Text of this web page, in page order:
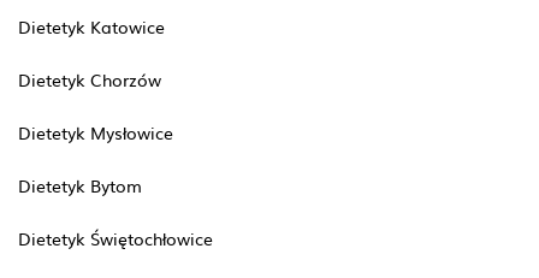
Dietetyk Katowice
Dietetyk Chorzów
Dietetyk Mysłowice
Dietetyk Bytom
Dietetyk Świętochłowice